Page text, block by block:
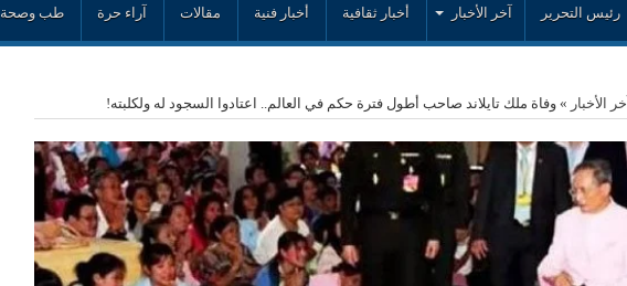
رئيس التحرير آخر الأخبار أخبار ثقافية أخبار فنية مقالات آراء حرة طب وصحة
آخر الأخبار »وفاة ملك تايلاند صاحب أطول فترة حكم في العالم.. اعتادوا السجود له ولكلبته!